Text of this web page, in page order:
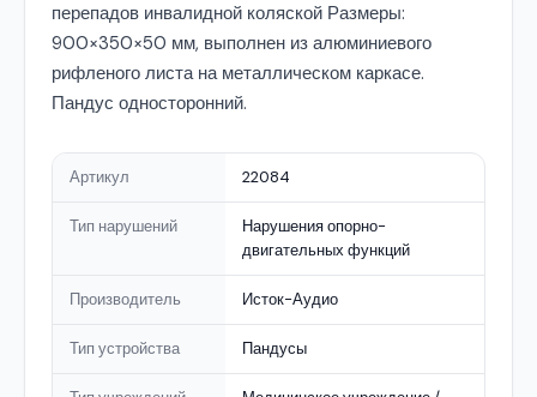
перепадов инвалидной коляской Размеры:
900×350×50 мм, выполнен из алюминиевого
рифленого листа на металлическом каркасе.
Пандус односторонний.
Артикул 22084
Тип нарушений
Нарушения опорно-
двигательных функций
Производитель Исток-Аудио
Тип устройства Пандусы